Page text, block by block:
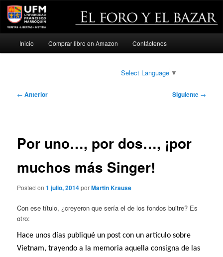
Ir
Inicio Comprar libro en Amazon Contáctenos
Select Language ▼
Navegación
← Anterior Siguiente →
Por uno…, por dos…, ¡por
muchos más Singer!
Posted on1 julio, 2014porMartin Krause
Con ese título, ¿creyeron que sería el de los fondos buitre? Es
otro:
Hace unos días publiqué un post con un artículo sobre
Vietnam, trayendo a la memoria aquella consigna de las